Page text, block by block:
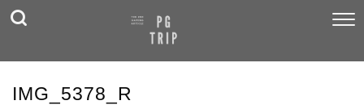
IMG_5378_R